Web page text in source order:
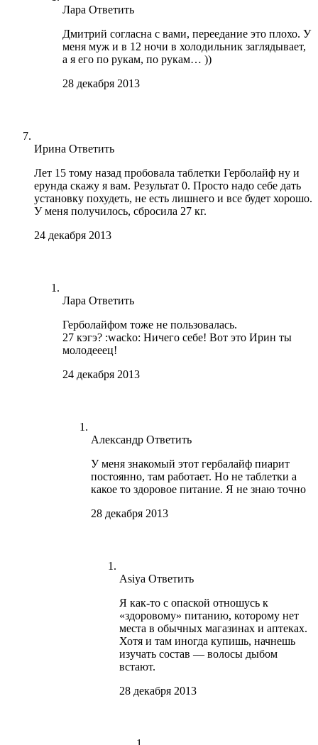
Лара Ответить
Дмитрий согласна с вами, переедание это плохо. У
меня муж и в 12 ночи в холодильник заглядывает,
а я его по рукам, по рукам… ))
28 декабря 2013
Ирина Ответить
Лет 15 тому назад пробовала таблетки Герболайф ну и
ерунда скажу я вам. Результат 0. Просто надо себе дать
установку похудеть, не есть лишнего и все будет хорошо.
У меня получилось, сбросила 27 кг.
24 декабря 2013
Лара Ответить
Герболайфом тоже не пользовалась.
27 кэгэ? :wacko: Ничего себе! Вот это Ирин ты
молодееец!
24 декабря 2013
Александр Ответить
У меня знакомый этот гербалайф пиарит
постоянно, там работает. Но не таблетки а
какое то здоровое питание. Я не знаю точно
28 декабря 2013
Asiya Ответить
Я как-то с опаской отношусь к
«здоровому» питанию, которому нет
места в обычных магазинах и аптеках.
Хотя и там иногда купишь, начнешь
изучать состав — волосы дыбом
встают.
28 декабря 2013